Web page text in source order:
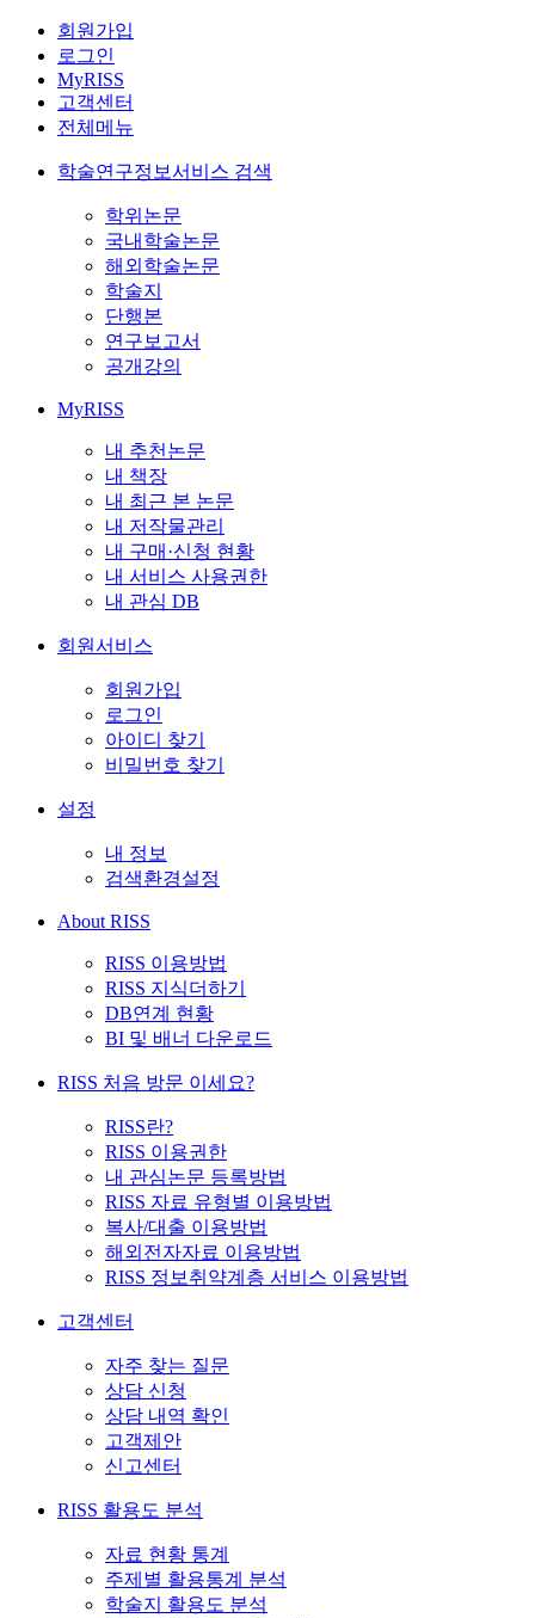
회원가입
로그인
MyRISS
고객센터
전체메뉴
학술연구정보서비스 검색
학위논문
국내학술논문
해외학술논문
학술지
단행본
연구보고서
공개강의
MyRISS
내 추천논문
내 책장
내 최근 본 논문
내 저작물관리
내 구매·신청 현황
내 서비스 사용권한
내 관심 DB
회원서비스
회원가입
로그인
아이디 찾기
비밀번호 찾기
설정
내 정보
검색환경설정
About RISS
RISS 이용방법
RISS 지식더하기
DB연계 현황
BI 및 배너 다운로드
RISS 처음 방문 이세요?
RISS란?
RISS 이용권한
내 관심논문 등록방법
RISS 자료 유형별 이용방법
복사/대출 이용방법
해외전자자료 이용방법
RISS 정보취약계층 서비스 이용방법
고객센터
자주 찾는 질문
상담 신청
상담 내역 확인
고객제안
신고센터
RISS 활용도 분석
자료 현황 통계
주제별 활용통계 분석
학술지 활용도 분석